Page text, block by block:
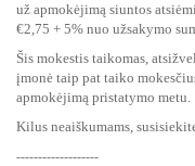
už apmokėjimą siuntos
€2,75 + 5% nuo užsakymo
Šis mokestis taikomas,
įmonė taip pat taiko
apmokėjimą pristatymo metu.
Kilus neaiškumams,
-------------------